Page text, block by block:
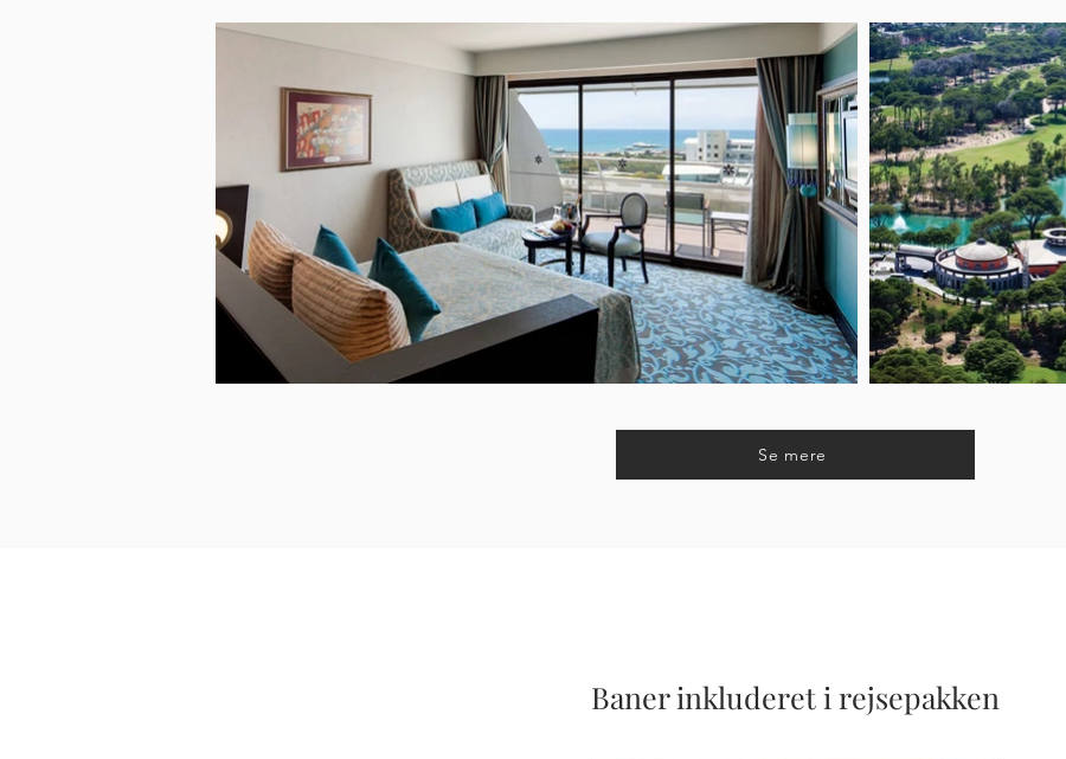
Se mere
Baner inkluderet i rejsepakken